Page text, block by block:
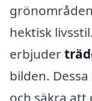
hektisk
erbjuder
bilden.
och säkra